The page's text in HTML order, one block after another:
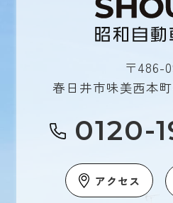
〒486-
春日井市味美西本
0120-
アクセス